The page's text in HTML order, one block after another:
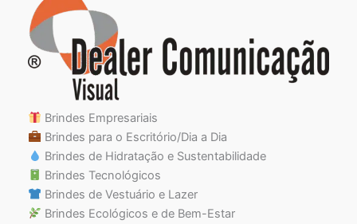
Brindes Empresariais
Brindes para o Escritório/Dia a Dia
Brindes de Hidratação e Sustentabilidade
Brindes Tecnológicos
Brindes de Vestuário e Lazer
Brindes Ecológicos e de Bem-Estar